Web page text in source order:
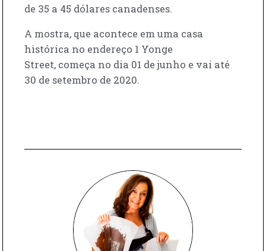
de 35 a 45 dólares canadenses.
A mostra, que acontece em uma casa
histórica no endereço 1 Yonge
Street, começa no dia 01 de junho e vai até
30 de setembro de 2020.